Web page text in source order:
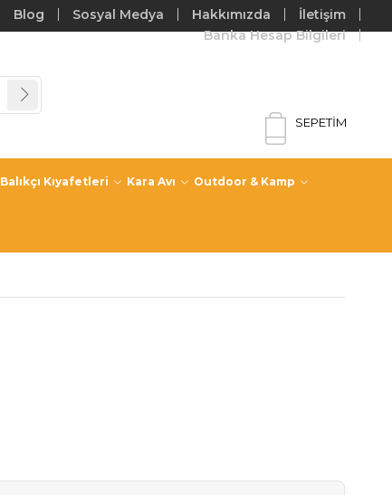
İletişim
Hakkımızda
Sosyal Medya
Blog
Banka Hesap Bilgileri
SEPETIM
Balıkçı Kıyafetleri Kara Avı Outdoor & Kamp